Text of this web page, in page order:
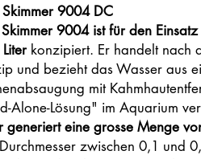
9004 DC
9004 ist für den Einsatz
konzipiert. Er handelt nach
und bezieht das Wasser aus
mit
Alone-Lösung" im Aquarium
generiert eine grosse Menge
zwischen 0,1 und